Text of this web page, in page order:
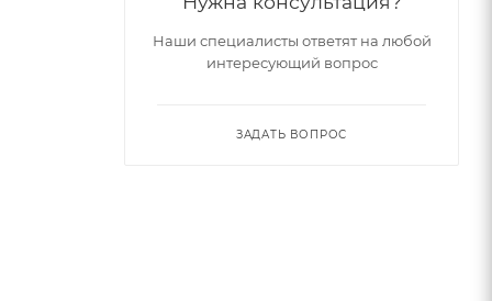
Наши специалисты ответят на любой
интересующий вопрос
ЗАДАТЬ ВОПРОС